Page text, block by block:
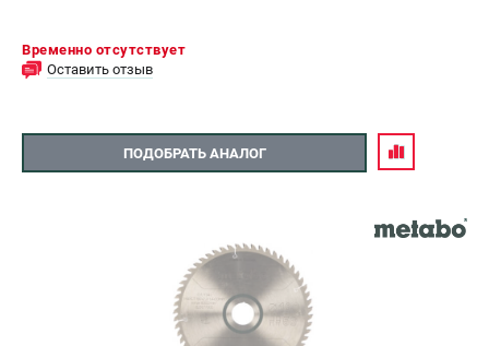
Временно отсутствует
Оставить отзыв
ПОДОБРАТЬ АНАЛОГ